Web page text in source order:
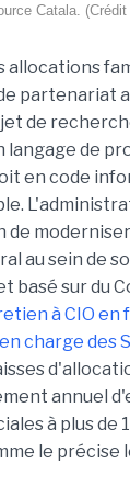
Catala. (Crédit
allocations
partenariat
de
langage de
en code
de
au sein de
sur du
à CIO en
charge des
annuel
à plus de
le précise